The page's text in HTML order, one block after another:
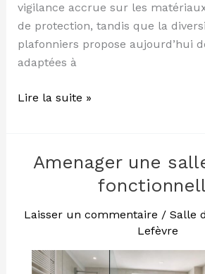
vigilance accrue sur les
de protection, tandis que la
plafonniers propose aujourd’hui
adaptées à
Lire la suite »
Amenager une
Laisser un commentaire / Salle
Lefèvre
Amenager
de
fonctionnelle